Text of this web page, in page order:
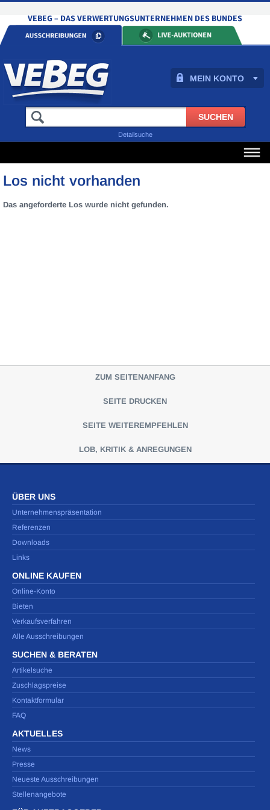
MEIN KONTO
Detailsuche
Los nicht vorhanden
Das angeforderte Los wurde nicht gefunden.
ZUM SEITENANFANG
SEITE DRUCKEN
SEITE WEITEREMPFEHLEN
LOB, KRITIK & ANREGUNGEN
ÜBER UNS
Unternehmenspräsentation
Referenzen
Downloads
Links
ONLINE KAUFEN
Online-Konto
Bieten
Verkaufsverfahren
Alle Ausschreibungen
SUCHEN & BERATEN
Artikelsuche
Zuschlagspreise
Kontaktformular
FAQ
AKTUELLES
News
Presse
Neueste Ausschreibungen
Stellenangebote